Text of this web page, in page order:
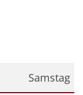
Samstag